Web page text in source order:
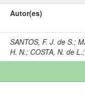
Autor(es)
SANTOS, F. J. de S.;
H. N.; COSTA, N. de L.